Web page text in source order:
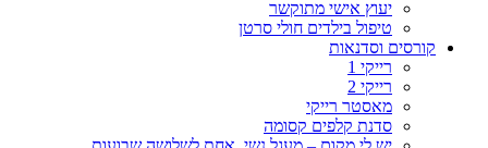
יעוץ אישי מתוקשר
טיפול בילדים חולי סרטן
קורסים וסדנאות
רייקי 1
רייקי 2
מאסטר רייקי
סדנת קלפים קסומה